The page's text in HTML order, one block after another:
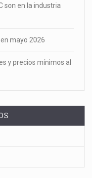
son en la industria
mayo 2026
y precios mínimos al